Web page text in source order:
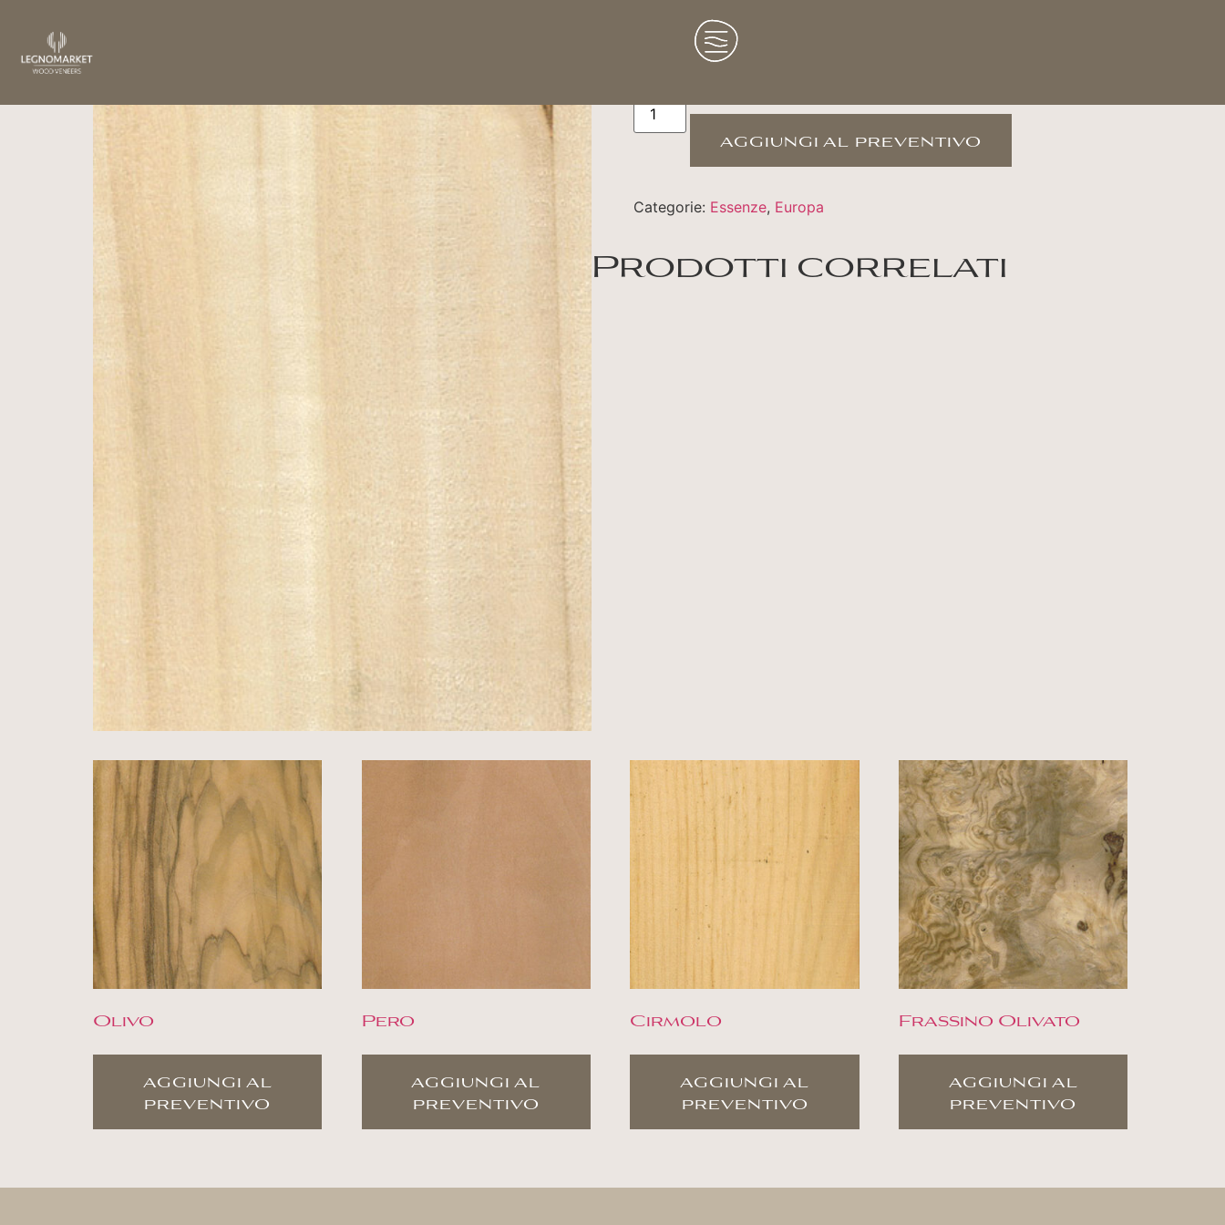
Pioppo
aggiungi al preventivo
Categorie: Essenze, Europa
Prodotti correlati
Olivo
aggiungi al
preventivo
Pero
aggiungi al
preventivo
Cirmolo
aggiungi al
preventivo
Frassino Olivato
aggiungi al
preventivo